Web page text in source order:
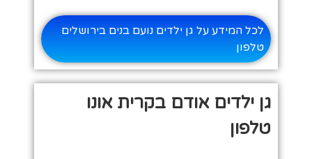
לכל המידע על גן ילדים נועם בנים בירושלים
טלפון
גן ילדים אודם בקרית אונו
טלפון